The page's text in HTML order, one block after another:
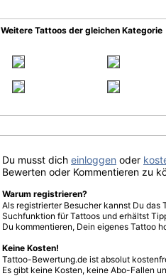
Weitere Tattoos der gleichen Kategorie
Du musst dich einloggen oder
Bewerten oder Kommentieren zu
Warum registrieren?
Als registrierter Besucher kannst Du
Suchfunktion für Tattoos und erhältst
Du kommentieren, Dein eigenes Tattoo
Keine Kosten!
Tattoo-Bewertung.de ist absolut
Es gibt keine Kosten, keine Abo-Fallen